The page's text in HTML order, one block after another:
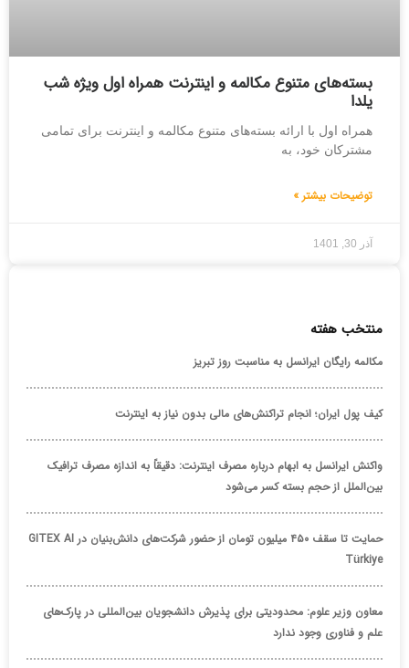
بسته‌های متنوع مکالمه و اینترنت همراه اول ویژه شب
یلدا
همراه اول با ارائه بسته‌های متنوع مکالمه و اینترنت برای تمامی
مشترکان خود، به
توضیحات بیشتر »
آذر 30, 1401
منتخب هفته
مکالمه رایگان ایرانسل به مناسبت روز تبریز
کیف پول ایران؛ انجام تراکنش‌های مالی بدون نیاز به اینترنت
واکنش ایرانسل به ابهام درباره مصرف اینترنت: دقیقاً به اندازه مصرف ترافیک
بین‌الملل از حجم بسته کسر می‌شود
حمایت تا سقف ۴۵۰ میلیون تومان از حضور شرکت‌های دانش‌بنیان در GITEX AI
Türkiye
معاون وزیر علوم: محدودیتی برای پذیرش دانشجویان بین‌المللی در پارک‌های
علم و فناوری وجود ندارد